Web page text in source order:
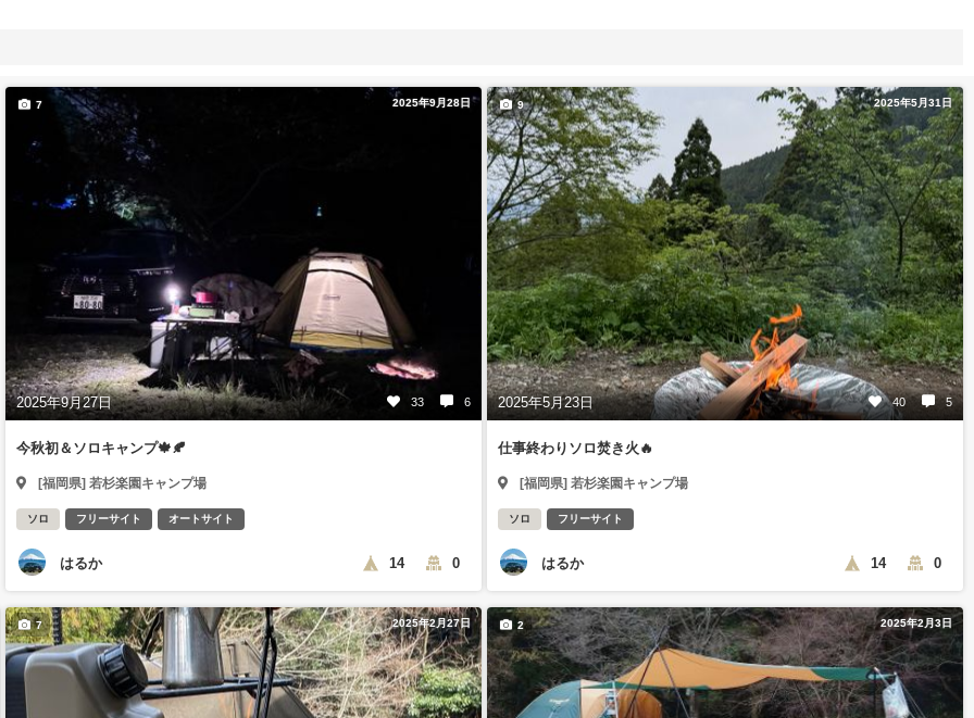
2025年9月28日
2025年9月27日 33 6
7
今秋初＆ソロキャンプ🍁🍂
[福岡県] 若杉楽園キャンプ場
ソロ フリーサイト オートサイト
はるか 14 0
2025年5月31日
2025年5月23日 40 5
9
仕事終わりソロ焚き火🔥
[福岡県] 若杉楽園キャンプ場
ソロ フリーサイト
はるか 14 0
2025年2月27日
7 2025年2月3日
2